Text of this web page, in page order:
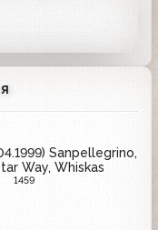
Sanpellegrino,
Way, Whiskas
1459